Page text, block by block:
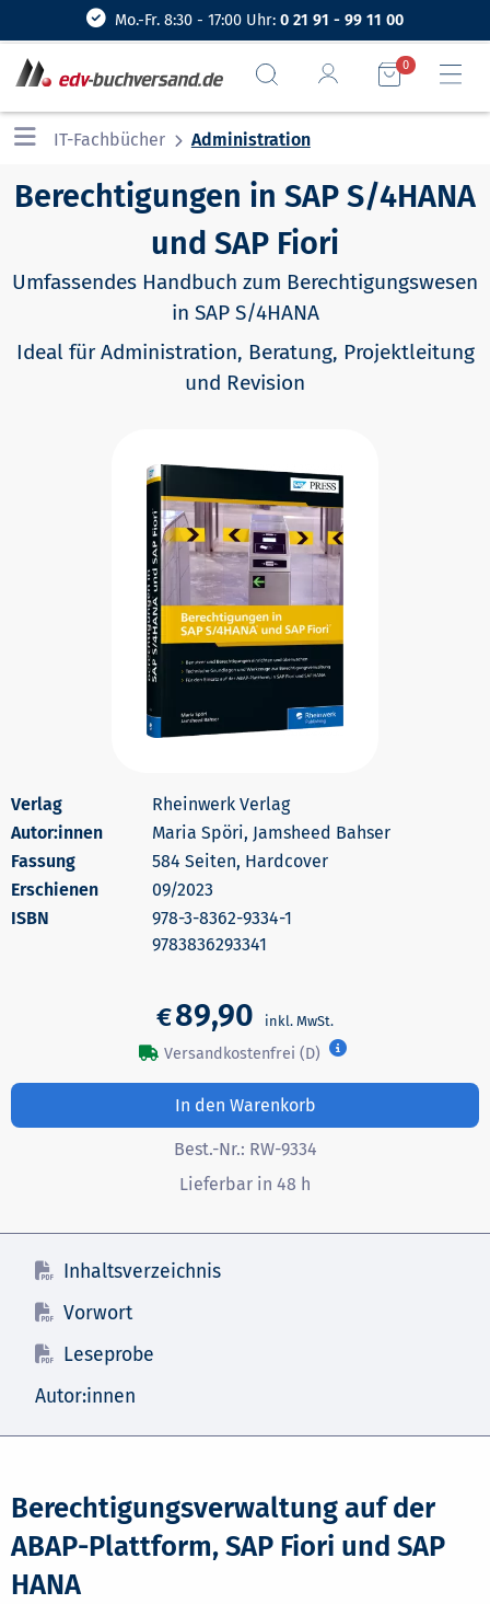
Mo.-Fr. 8:30 - 17:00 Uhr: 0 21 91 - 99 11 00
0
IT-Fachbücher Administration
Berechtigungen in SAP S/4HANA
und SAP Fiori
Umfassendes Handbuch zum Berechtigungswesen
in SAP S/4HANA
Ideal für Administration, Beratung, Projektleitung
und Revision
Rheinwerk Verlag
Autor:innen
Maria Spöri, Jamsheed Bahser
584 Seiten, Hardcover
Erschienen
09/2023
978-3-8362-9334-1
9783836293341
€89,90
Versandkostenfrei (D)
In den Warenkorb
Best.-Nr.: RW-9334
Lieferbar in 48 h
Inhaltsverzeichnis
Vorwort
Leseprobe
Autor:innen
Berechtigungsverwaltung auf der
ABAP-Plattform, SAP Fiori und SAP
HANA